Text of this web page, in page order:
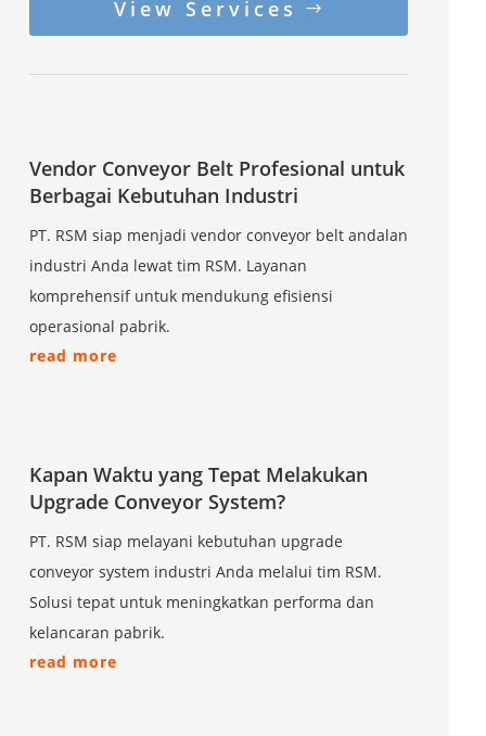
View Services
Vendor Conveyor Belt Profesional untuk
Berbagai Kebutuhan Industri
PT. RSM siap menjadi vendor conveyor belt andalan
industri Anda lewat tim RSM. Layanan
komprehensif untuk mendukung efisiensi
operasional pabrik.
read more
Kapan Waktu yang Tepat Melakukan
Upgrade Conveyor System?
PT. RSM siap melayani kebutuhan upgrade
conveyor system industri Anda melalui tim RSM.
Solusi tepat untuk meningkatkan performa dan
kelancaran pabrik.
read more